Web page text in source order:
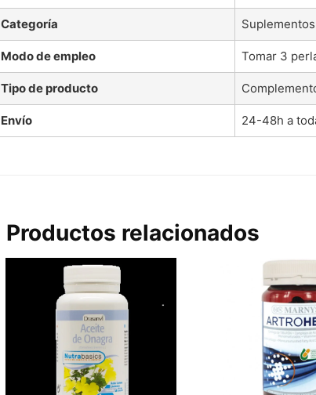
Categoría
Modo de empleo Tomar 3
Tipo de producto
Envío 24-48h a
Productos relacionados